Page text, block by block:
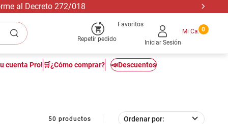
al Decreto 272/018
Repetir pedido
Favoritos
Iniciar Sesión
0
cuenta Pro! 🛒¿Cómo comprar? 📣Descuentos
50 productos Ordenar por